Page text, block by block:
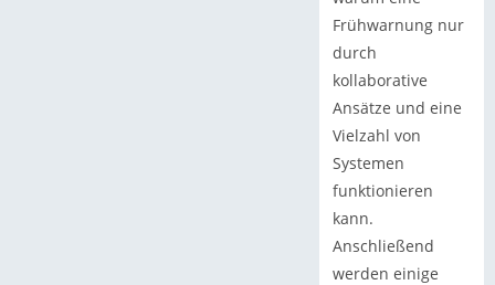
Frühwarnung nur
durch
kollaborative
Ansätze und eine
Vielzahl von
Systemen
funktionieren
kann.
Anschließend
werden einige